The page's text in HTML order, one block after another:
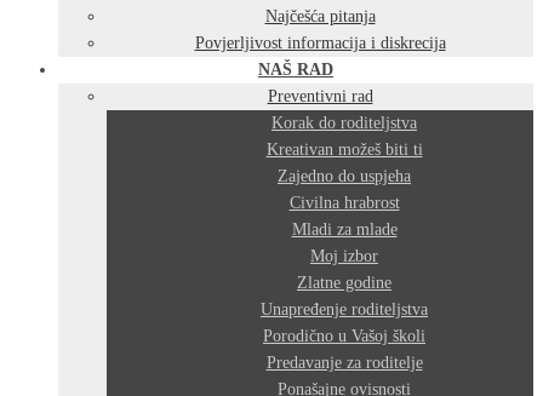
Najčešća pitanja
Povjerljivost informacija i diskrecija
NAŠ RAD
Preventivni rad
Korak do roditeljstva
Kreativan možeš biti ti
Zajedno do uspjeha
Civilna hrabrost
Mladi za mlade
Moj izbor
Zlatne godine
Unapređenje roditeljstva
Porodično u Vašoj školi
Predavanje za roditelje
Ponašajne ovisnosti